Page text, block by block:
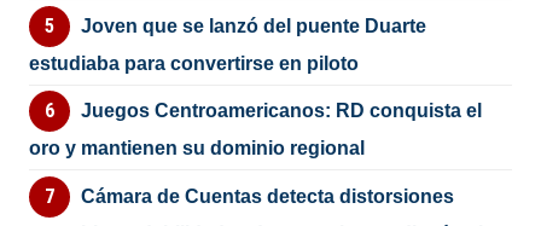
Joven que se lanzó del puente Duarte
estudiaba para convertirse en piloto
Juegos Centroamericanos: RD conquista el
oro y mantienen su dominio regional
Cámara de Cuentas detecta distorsiones